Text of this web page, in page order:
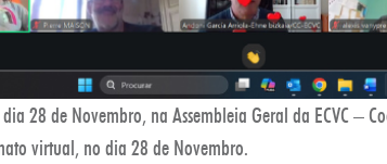
28 de Novembro, na Assembleia Geral da ECVC –
virtual, no dia 28 de Novembro.